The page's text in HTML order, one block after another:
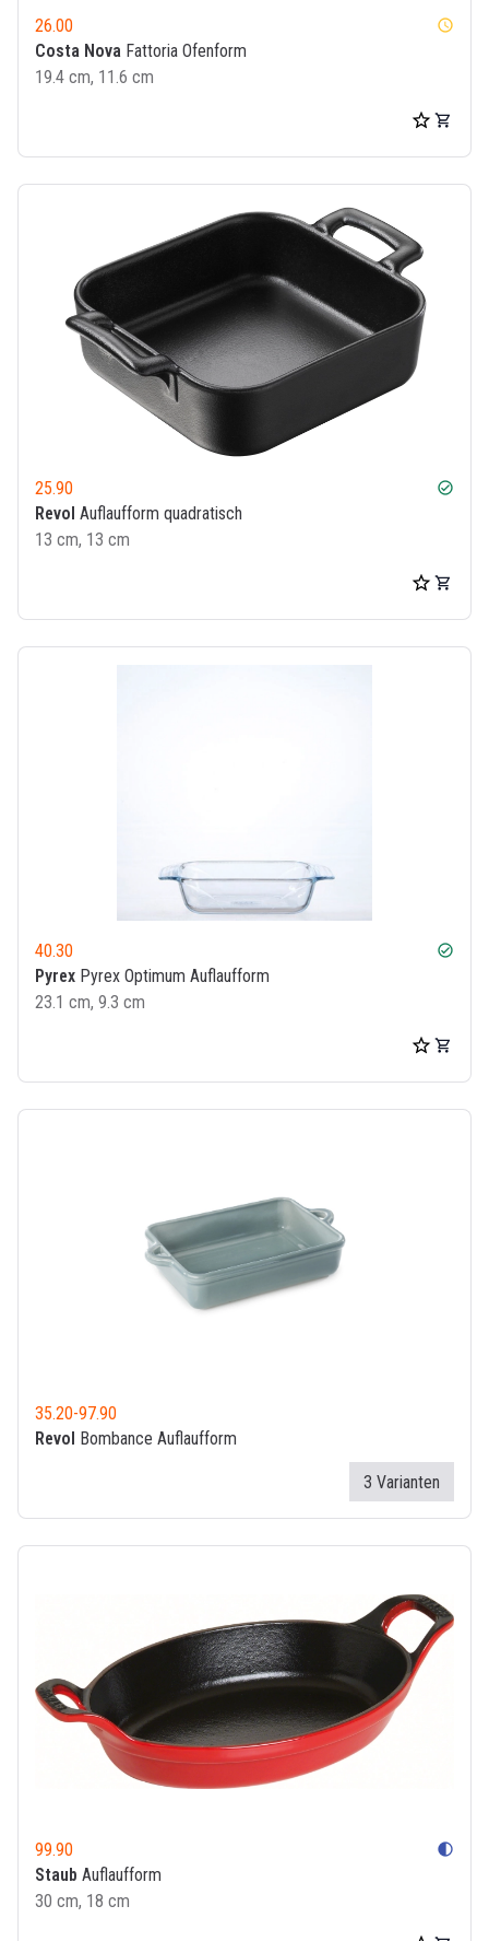
26.00 watch_later
Costa Nova Fattoria Ofenform
19.4 cm, 11.6 cm
25.90 check_circle
Revol Auflaufform quadratisch
13 cm, 13 cm
40.30 check_circle
Pyrex Pyrex Optimum Auflaufform
23.1 cm, 9.3 cm
35.20-97.90
Revol Bombance Auflaufform
3 Varianten
99.90 contrast
Staub Auflaufform
30 cm, 18 cm